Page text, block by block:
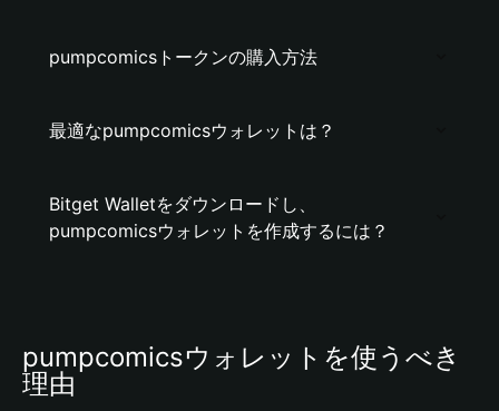
pumpcomicsトークンの購入方法
最適なpumpcomicsウォレットは？
Bitget Walletをダウンロードし、
pumpcomicsウォレットを作成するには？
pumpcomicsウォレットを使うべき
理由